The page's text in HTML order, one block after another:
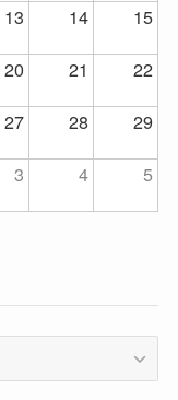
13 14
15
20 21
22
27 28
29
3 4 5